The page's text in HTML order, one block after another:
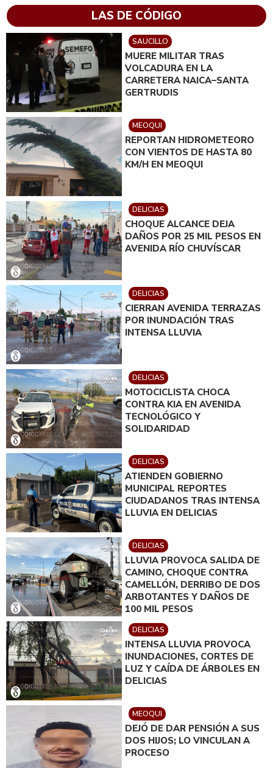
LAS DE CÓDIGO
SAUCILLO
MUERE MILITAR TRAS
VOLCADURA EN LA
CARRETERA NAICA–SANTA
GERTRUDIS
MEOQUI
REPORTAN HIDROMETEORO
CON VIENTOS DE HASTA 80
KM/H EN MEOQUI
DELICIAS
CHOQUE ALCANCE DEJA
DAÑOS POR 25 MIL PESOS EN
AVENIDA RÍO CHUVÍSCAR
DELICIAS
CIERRAN AVENIDA TERRAZAS
POR INUNDACIÓN TRAS
INTENSA LLUVIA
DELICIAS
MOTOCICLISTA CHOCA
CONTRA KIA EN AVENIDA
TECNOLÓGICO Y
SOLIDARIDAD
DELICIAS
ATIENDEN GOBIERNO
MUNICIPAL REPORTES
CIUDADANOS TRAS INTENSA
LLUVIA EN DELICIAS
DELICIAS
LLUVIA PROVOCA SALIDA DE
CAMINO, CHOQUE CONTRA
CAMELLÓN, DERRIBO DE DOS
ARBOTANTES Y DAÑOS DE
100 MIL PESOS
DELICIAS
INTENSA LLUVIA PROVOCA
INUNDACIONES, CORTES DE
LUZ Y CAÍDA DE ÁRBOLES EN
DELICIAS
MEOQUI
DEJÓ DE DAR PENSIÓN A SUS
DOS HIJOS; LO VINCULAN A
PROCESO